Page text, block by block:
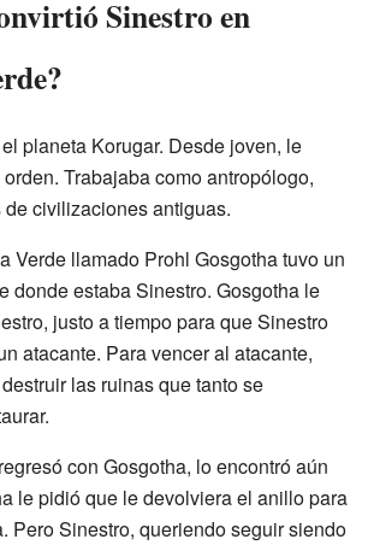
Sinestro en
planeta Korugar. Desde joven, le
Trabajaba como antropólogo,
civilizaciones antiguas.
Verde llamado Prohl Gosgotha tuvo un
donde estaba Sinestro. Gosgotha le
justo a tiempo para que Sinestro
atacante. Para vencer al atacante,
las ruinas que tanto se
con Gosgotha, lo encontró aún
le pidió que le devolviera el anillo para
Pero Sinestro, queriendo seguir siendo